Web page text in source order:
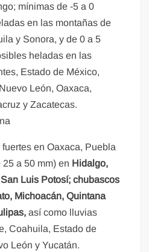
mínimas de -5 a 0
en las montañas de
y Sonora, y de 0 a 5
heladas en las
Estado de México,
León, Oaxaca,
y Zacatecas.
en Oaxaca, Puebla
a 50 mm) en Hidalgo,
Luis Potosí; chubascos
Michoacán, Quintana
así como lluvias
Coahuila, Estado de
León y Yucatán.